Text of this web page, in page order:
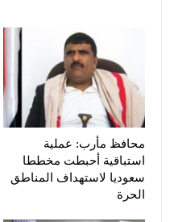
محافظ مأرب: عملية
استباقية أحبطت مخططا
سعوديا لاستهداف المناطق
الحرة